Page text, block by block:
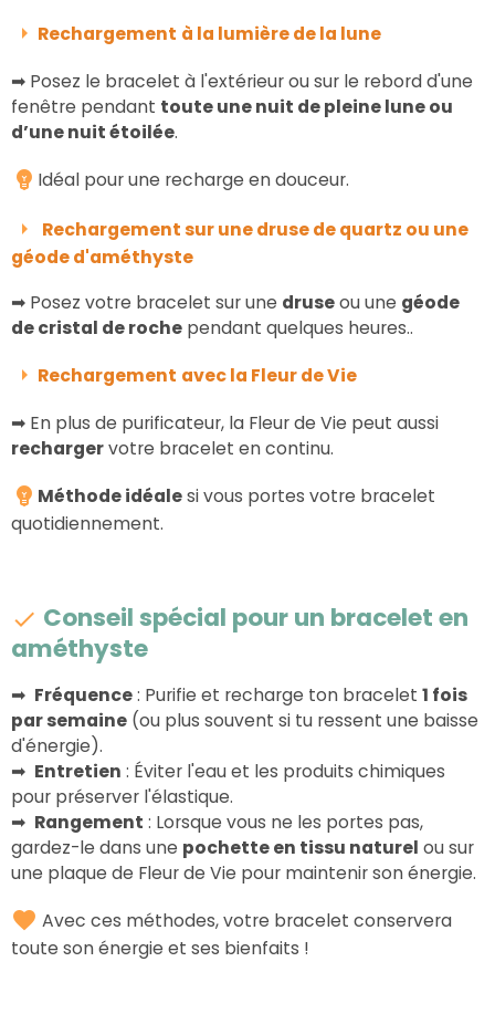
Rechargement à la lumière de la lune
➡ Posez le bracelet à l'extérieur ou sur le rebord d'une
fenêtre pendant toute une nuit de pleine luneou
d’une nuit étoilée.
Idéal pour une recharge en douceur.
Rechargement sur une druse de quartz ou une
géode d'améthyste
➡ Posez votre bracelet sur une druseou une géode
de cristal de roche pendant quelques heures..
Rechargement avec la Fleur de Vie
➡ En plus de purificateur, la Fleur de Vie peut aussi
rechargervotre bracelet en continu.
Méthode idéalesi vous portes votre bracelet
quotidiennement.
Conseil spécial pour un bracelet en
améthyste
➡ Fréquence: Purifie et recharge ton bracelet 1 fois
par semaine (ou plus souvent si tu ressent une baisse
d'énergie).
➡ Entretien : Éviter l'eau et les produits chimiques
pour préserver l'élastique.
➡ Rangement : Lorsque vous ne les portes pas,
gardez-le dans une pochette en tissu naturel ou sur
une plaque de Fleur de Vie pour maintenir son énergie.
Avec ces méthodes, votre bracelet conservera
toute son énergie et ses bienfaits !